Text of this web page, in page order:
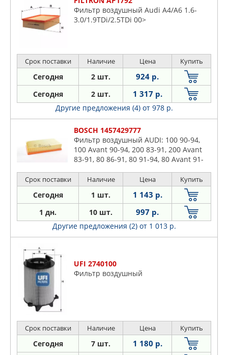
Фильтр воздушный Audi A4/A6 1.6-
3.0/1.9TDi/2.5TDi 00>
Срок поставки Наличие Цена Купить
Сегодня 2 шт. 924 р.
Сегодня 2 шт. 1 317 р.
Другие предложения (4) от 978 р.
BOSCH 1457429777
Фильтр воздушный AUDI: 100 90-94,
100 Avant 90-94, 200 83-91, 200 Avant
83-91, 80 86-91, 80 91-94, 80 Avant 91-
91-00, COUP
Срок поставки Наличие Цена Купить
Сегодня 1 шт. 1 143 р.
1 дн. 10 шт. 997 р.
Другие предложения (2) от 1 013 р.
UFI 2740100
Фильтр воздушный
Срок поставки Наличие Цена Купить
Сегодня 7 шт. 1 180 р.